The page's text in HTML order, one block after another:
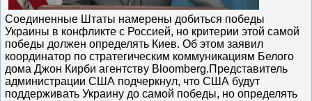
Соединенные Штаты намерены добиться победы
Украины в конфликте с Россией, но критерии этой самой
победы должен определять Киев. Об этом заявил
координатор по стратегическим коммуникациям Белого
дома Джон Кирби агентству Bloomberg.Представитель
администрации США подчеркнул, что США будут
поддерживать Украину до самой победы, но определять